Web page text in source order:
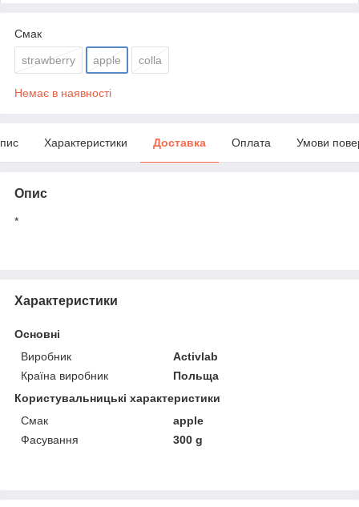
Смак
strawberry apple colla
Немає в наявності
Характеристики Доставка Оплата Умови
Опис
*
Характеристики
Основні
Виробник
Activlab
Країна виробник
Польща
Користувальницькі характеристики
Смак
apple
Фасування
300 g